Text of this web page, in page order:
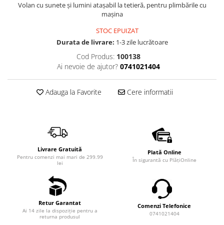
Volan cu sunete şi lumini ataşabil la tetieră, pentru plimbările cu
maşina
STOC EPUIZAT
Durata de livrare: 1-3 zile lucrătoare
Cod Produs: 100138
Ai nevoie de ajutor? 0741021404
Adauga la Favorite Cere informatii
Livrare Gratuită
Pentru comenzi mai mari de 299.99
lei
Plată Online
În sigurantă cu PlățiOnline
Retur Garantat
Ai 14 zile la dispoziție pentru a
returna produsul
Comenzi Telefonice
0741021404